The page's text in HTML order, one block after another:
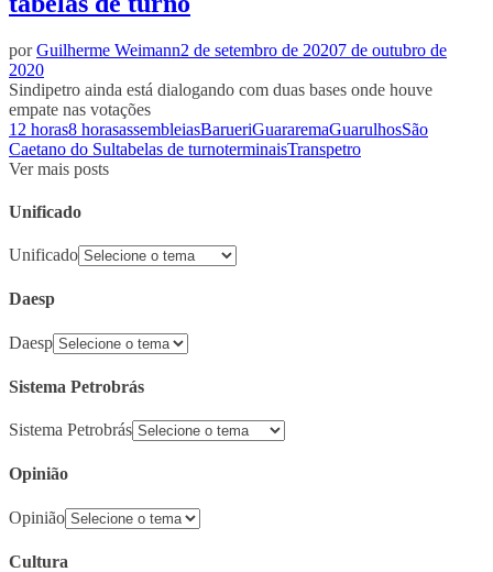
porGuilherme Weimann2 de setembro de 20207 de outubro de
2020
Sindipetro ainda está dialogando com duas bases onde houve
empate nas votações
12 horas8 horasassembleiasBarueriGuararemaGuarulhosSão
Caetano do Sultabelas de turnoterminaisTranspetro
Ver mais posts
Unificado
Unificado
Daesp
Daesp
Sistema Petrobrás
Sistema Petrobrás
Opinião
Opinião
Cultura